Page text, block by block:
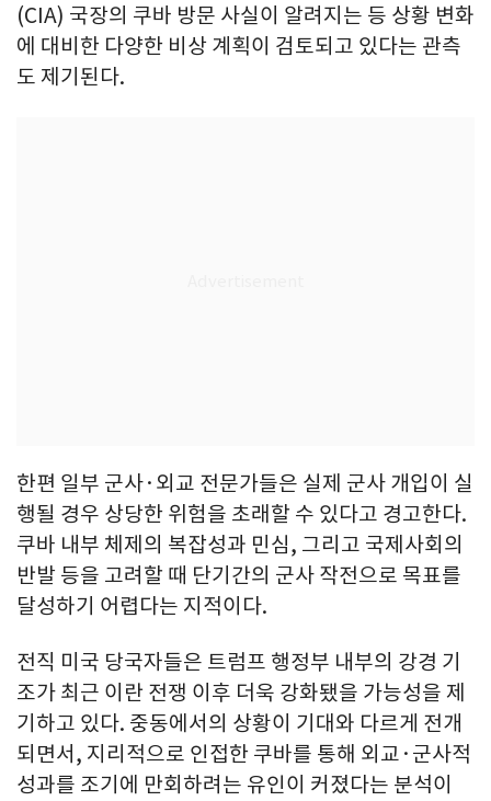
(CIA) 국장의 쿠바 방문 사실이 알려지는 등 상황 변화
에 대비한 다양한 비상 계획이 검토되고 있다는 관측
도 제기된다.
한편 일부 군사·외교 전문가들은 실제 군사 개입이 실
행될 경우 상당한 위험을 초래할 수 있다고 경고한다.
쿠바 내부 체제의 복잡성과 민심, 그리고 국제사회의
반발 등을 고려할 때 단기간의 군사 작전으로 목표를
달성하기 어렵다는 지적이다.
전직 미국 당국자들은 트럼프 행정부 내부의 강경 기
조가 최근 이란 전쟁 이후 더욱 강화됐을 가능성을 제
기하고 있다. 중동에서의 상황이 기대와 다르게 전개
되면서, 지리적으로 인접한 쿠바를 통해 외교·군사적
성과를 조기에 만회하려는 유인이 커졌다는 분석이